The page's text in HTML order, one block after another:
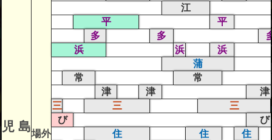
児 島場外
江
平
平
多
多
浜
浜
浜
蒲
常
常
津
津
津
三
三
三
び
び
住
住
住